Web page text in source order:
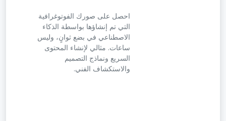
احصل على صورك الفوتوغرافية
التي تم إنشاؤها بواسطة الذكاء
الاصطناعي في بضع ثوانٍ، وليس
ساعات. مثالي لإنشاء المحتوى
السريع ونماذج التصميم
والاستكشاف الفني.